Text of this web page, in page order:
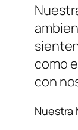
como
con
Nuestra